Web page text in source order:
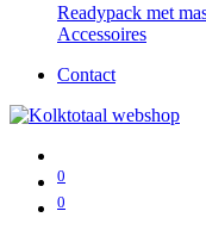
Readypack met
Accessoires
Contact
0
0